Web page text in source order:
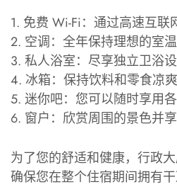
1. 免费 Wi-Fi：通过高速互联
2. 空调：全年保持理想的室温
3. 私人浴室：尽享独立卫浴
4. 冰箱：保持饮料和零食凉爽
5. 迷你吧：您可以随时享用
6. 窗户：欣赏周围的景色并享
为了您的舒适和健康，行政
确保您在整个住宿期间拥有干